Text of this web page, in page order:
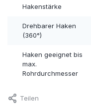
Hakenstärke
Drehbarer Haken
(360°)
Haken geeignet bis
max.
Rohrdurchmesser
Teilen